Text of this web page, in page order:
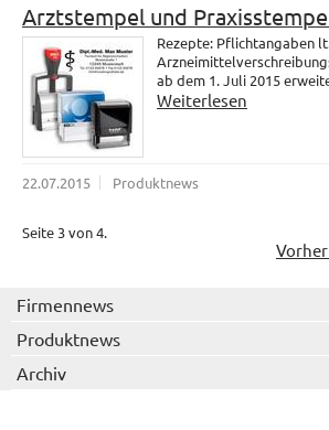
Arztstempel und
Rezepte: Pflichtangaben
ab dem 1. Juli 2015
Weiterlesen
22.07.2015 Produktnews
Seite 3 von 4.
Firmennews
Produktnews
Archiv